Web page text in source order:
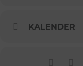
KALENDER